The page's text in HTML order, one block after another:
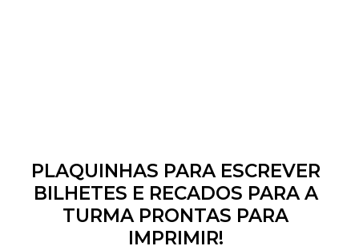
PLAQUINHAS PARA ESCREVER
BILHETES E RECADOS PARA A
TURMA PRONTAS PARA
IMPRIMIR!